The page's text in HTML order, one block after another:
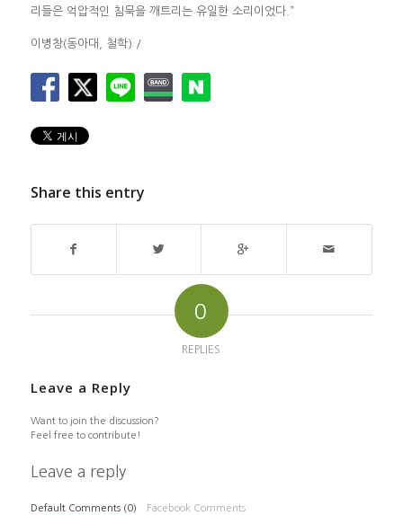
리들은 억압적인 침묵을 깨트리는 유일한 소리이었다.”
이병창(동아대, 철학) /
Share this entry
0
REPLIES
Leave a Reply
Want to join the discussion?
Feel free to contribute!
Leave a reply
Default Comments (0) Facebook Comments